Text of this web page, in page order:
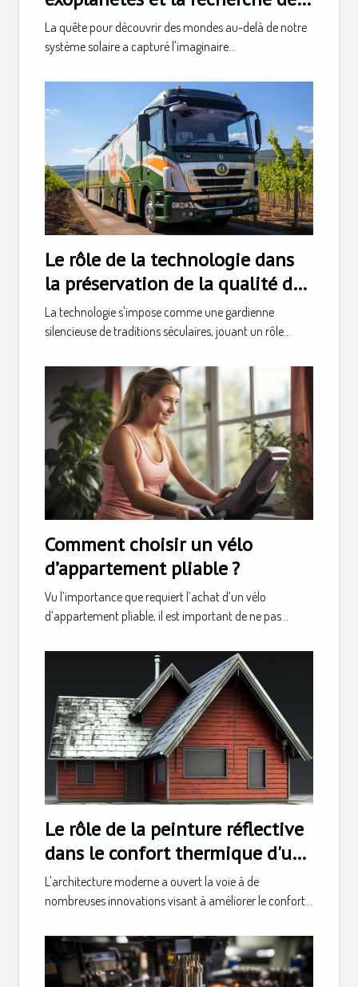
vie extraterrestre
La quête pour découvrir des mondes au-delà de notre
système solaire a capturé l'imaginaire...
Le rôle de la technologie dans
la préservation de la qualité du
champagne pendant le
transport
La technologie s'impose comme une gardienne
silencieuse de traditions séculaires, jouant un rôle...
Comment choisir un vélo
d’appartement pliable ?
Vu l’importance que requiert l’achat d’un vélo
d’appartement pliable, il est important de ne pas...
Le rôle de la peinture réflective
dans le confort thermique d'une
maison
L'architecture moderne a ouvert la voie à de
nombreuses innovations visant à améliorer le confort...